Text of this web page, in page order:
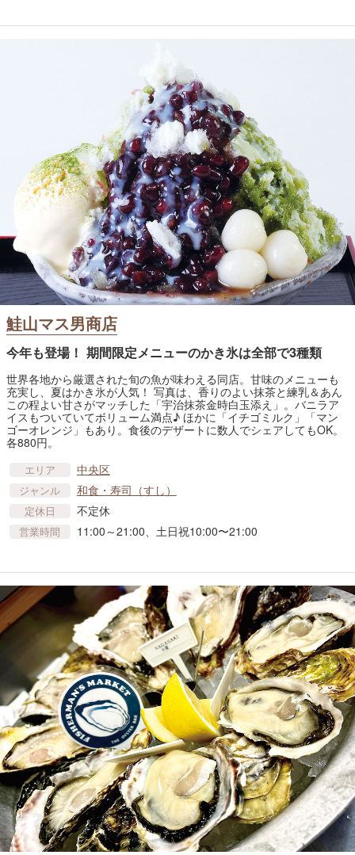
鮭山マス男商店
今年も登場！ 期間限定メニューのかき氷は全部で3種類
世界各地から厳選された旬の魚が味わえる同店。甘味のメニューも
充実し、夏はかき氷が人気！ 写真は、香りのよい抹茶と練乳＆あん
この程よい甘さがマッチした「宇治抹茶金時白玉添え」。バニラア
イスもついていてボリューム満点♪ ほかに「イチゴミルク」「マン
ゴーオレンジ」もあり。食後のデザートに数人でシェアしてもOK。
各880円。
エリア 中央区
ジャンル 和食・寿司（すし）
定休日 不定休
営業時間 11:00～21:00、土日祝10:00〜21:00